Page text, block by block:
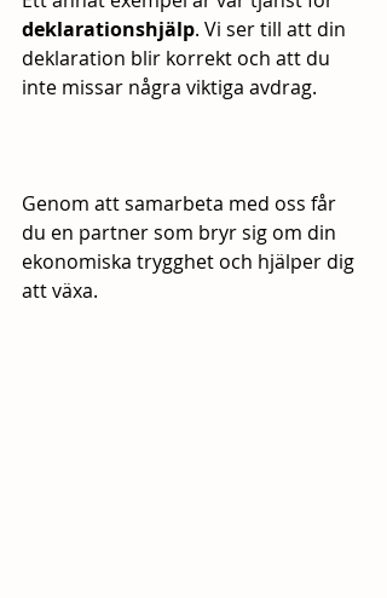
deklarationshjälp. Vi ser till att din
deklaration blir korrekt och att du
inte missar några viktiga avdrag.
Genom att samarbeta med oss får
du en partner som bryr sig om din
ekonomiska trygghet och hjälper dig
att växa.